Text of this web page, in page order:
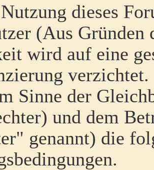
dieses
(Aus Gründen
wird auf eine
Sinne der
und dem
genannt) die